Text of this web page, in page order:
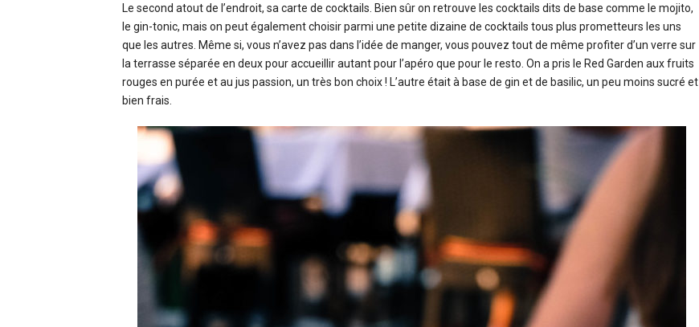
Le second atout de l’endroit, sa carte de cocktails. Bien sûr on retrouve les cocktails dits de base comme le mojito,
le gin-tonic, mais on peut également choisir parmi une petite dizaine de cocktails tous plus prometteurs les uns
que les autres. Même si, vous n’avez pas dans l’idée de manger, vous pouvez tout de même profiter d’un verre sur
la terrasse séparée en deux pour accueillir autant pour l’apéro que pour le resto. On a pris le Red Garden aux fruits
rouges en purée et au jus passion, un très bon choix ! L’autre était à base de gin et de basilic, un peu moins sucré et
bien frais.